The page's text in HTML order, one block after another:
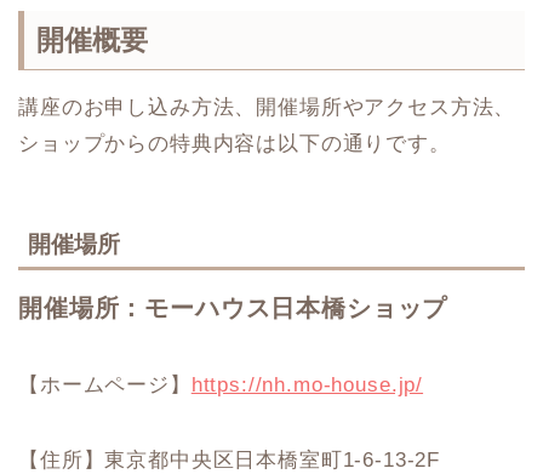
開催概要
講座のお申し込み方法、開催場所やアクセス方法、
ショップからの特典内容は以下の通りです。
開催場所
開催場所：モーハウス日本橋ショップ
【ホームページ】 https://nh.mo-house.jp/
【住所】東京都中央区日本橋室町1-6-13-2F